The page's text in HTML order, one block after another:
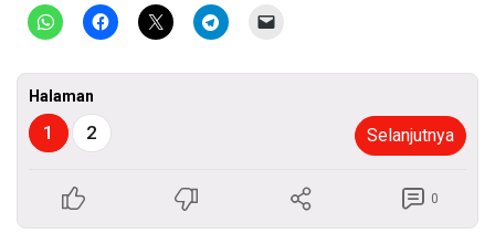
Halaman
1 2 Selanjutnya
0